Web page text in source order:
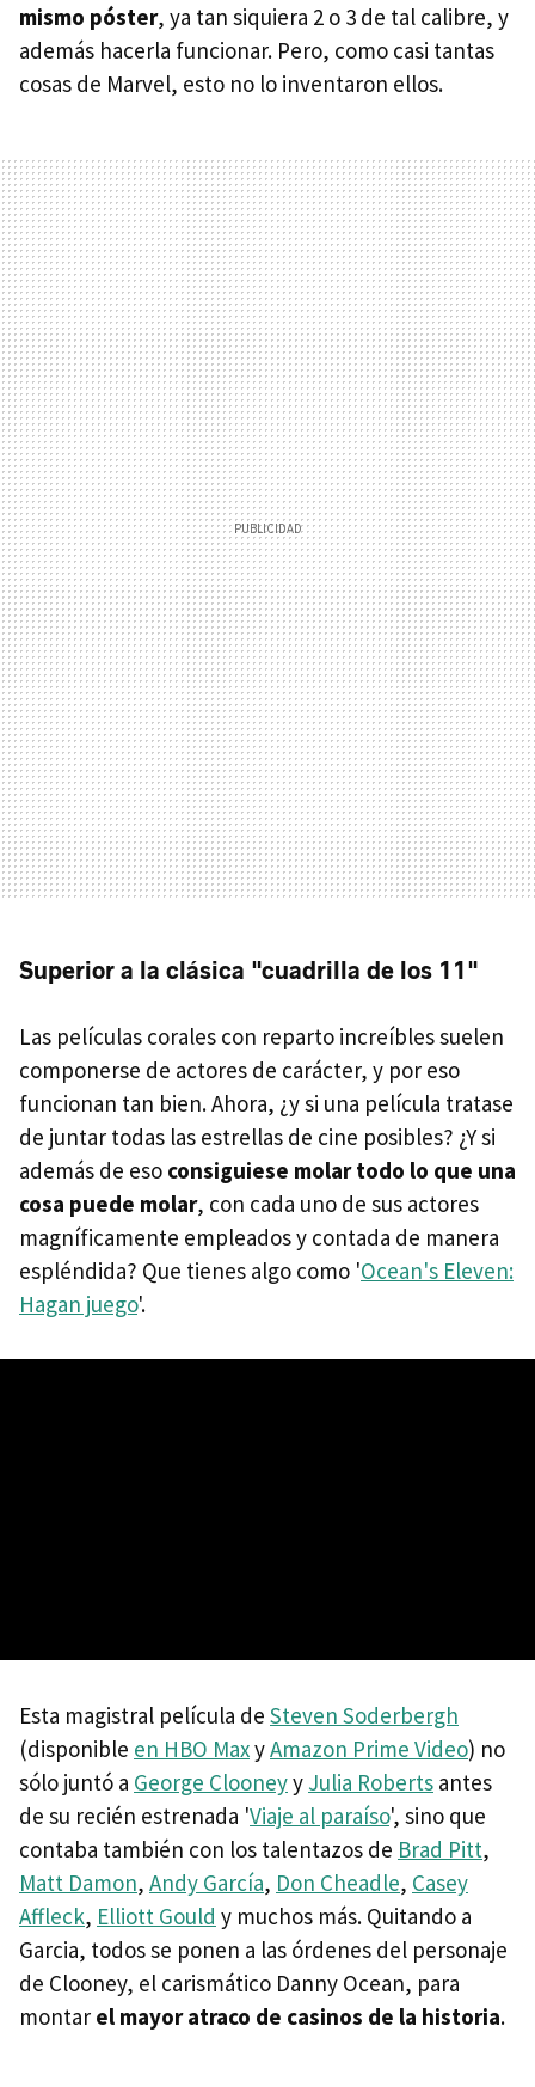
mismo póster, ya tan siquiera 2 o 3 de tal calibre, y
además hacerla funcionar. Pero, como casi tantas
cosas de Marvel, esto no lo inventaron ellos.
Superior a la clásica "cuadrilla de los 11"
Las películas corales con reparto increíbles suelen
componerse de actores de carácter, y por eso
funcionan tan bien. Ahora, ¿y si una película tratase
de juntar todas las estrellas de cine posibles? ¿Y si
además de eso consiguiese molar todo lo que una
cosa puede molar, con cada uno de sus actores
magníficamente empleados y contada de manera
espléndida? Que tienes algo como 'Ocean's Eleven:
Hagan juego'.
Esta magistral película de Steven Soderbergh
(disponible en HBO MaxyAmazon Prime Video) no
sólo juntó a George Clooneyy Julia Roberts antes
de su recién estrenada 'Viaje al paraíso', sino que
contaba también con los talentazos de Brad Pitt,
Matt Damon, Andy García, Don Cheadle, Casey
Affleck, Elliott Gould y muchos más. Quitando a
Garcia, todos se ponen a las órdenes del personaje
de Clooney, el carismático Danny Ocean, para
montar el mayor atraco de casinos de la historia.